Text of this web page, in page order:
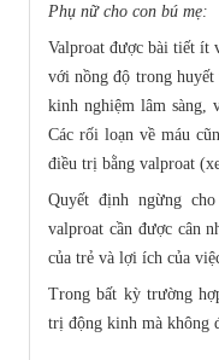
Phụ nữ cho con bú mẹ:
Valproat được bài tiết ít
với nồng độ trong
kinh nghiệm lâm sàng,
Các rối loạn về máu
điều trị bằng valproat
Quyết định ngừng
valproat cần được cân
của trẻ và lợi ích của
Trong bất kỳ trường
trị động kinh mà không